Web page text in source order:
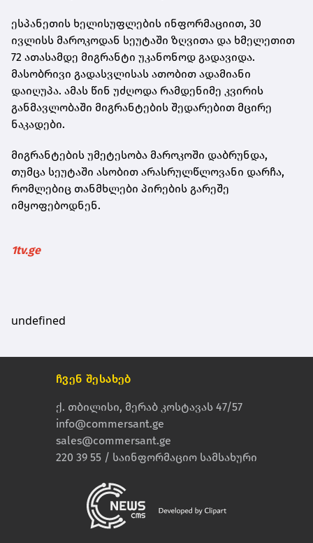
ესპანეთის ხელისუფლების ინფორმაციით, 30
ივლისს მაროკოდან სეუტაში ზღვითა და ხმელეთით
72 ათასამდე მიგრანტი უკანონოდ გადავიდა.
მასობრივი გადასვლისას ათობით ადამიანი
დაიღუპა. ამას წინ უძღოდა რამდენიმე კვირის
განმავლობაში მიგრანტების შედარებით მცირე
ნაკადები.
მიგრანტების უმეტესობა მაროკოში დაბრუნდა,
თუმცა სეუტაში ასობით არასრულწლოვანი დარჩა,
რომლებიც თანმხლები პირების გარეშე
იმყოფებოდნენ.
1tv.ge
undefined
ჩვენ შესახებ
ქ. თბილისი, მერაბ კოსტავას 47/57
info@commersant.ge
sales@commersant.ge
220 39 55 / საინფორმაციო სამსახური